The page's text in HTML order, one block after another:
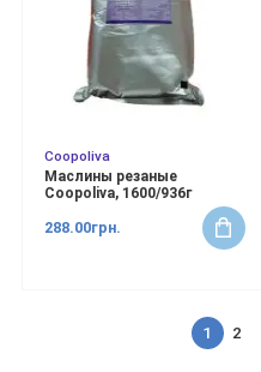
Coopoliva
Маслины резаные
Coopoliva, 1600/936г
288.00грн.
1 2